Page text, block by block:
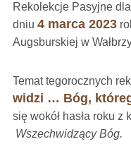
Rekolekcje Pasyjne
dniu 4 marca 2023
Augsburskiej w
Temat tegorocznych
widzi … Bóg,
się wokół hasła roku
Wszechwidzący Bóg.